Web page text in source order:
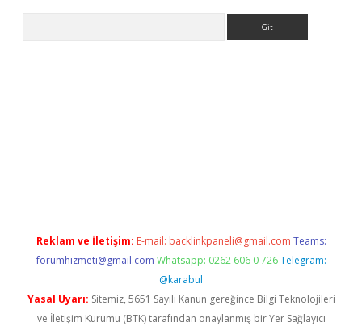
Reklam ve İletişim: E-mail: backlinkpaneli@gmail.com Teams:
forumhizmeti@gmail.com Whatsapp: 0262 606 0 726 Telegram:
@karabul
Yasal Uyarı: Sitemiz, 5651 Sayılı Kanun gereğince Bilgi Teknolojileri
ve İletişim Kurumu (BTK) tarafından onaylanmış bir Yer Sağlayıcı